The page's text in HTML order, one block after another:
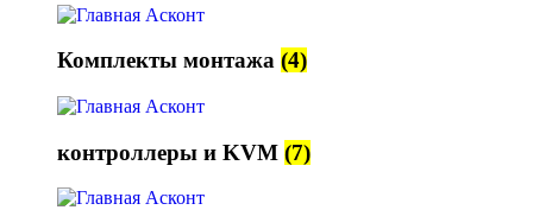
Комплекты монтажа (4)
контроллеры и KVM (7)